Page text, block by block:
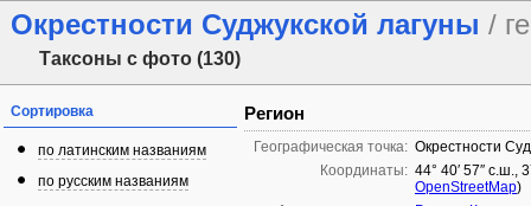
Окрестности Суджукской лагуны /
Таксоны с фото (130)
Сортировка
по латинским названиям
по русским названиям
Регион
Географическая точка: Окрестности
Координаты: 44° 40′ 57″ с.ш.,
OpenStreetMap)